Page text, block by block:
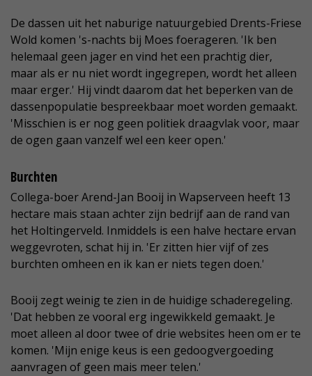
De dassen uit het naburige natuurgebied Drents-Friese
Wold komen 's-nachts bij Moes foerageren. 'Ik ben
helemaal geen jager en vind het een prachtig dier,
maar als er nu niet wordt ingegrepen, wordt het alleen
maar erger.' Hij vindt daarom dat het beperken van de
dassenpopulatie bespreekbaar moet worden gemaakt.
'Misschien is er nog geen politiek draagvlak voor, maar
de ogen gaan vanzelf wel een keer open.'
Burchten
Collega-boer Arend-Jan Booij in Wapserveen heeft 13
hectare mais staan achter zijn bedrijf aan de rand van
het Holtingerveld. Inmiddels is een halve hectare ervan
weggevroten, schat hij in. 'Er zitten hier vijf of zes
burchten omheen en ik kan er niets tegen doen.'
Booij zegt weinig te zien in de huidige schaderegeling.
'Dat hebben ze vooral erg ingewikkeld gemaakt. Je
moet alleen al door twee of drie websites heen om er te
komen. 'Mijn enige keus is een gedoogvergoeding
aanvragen of geen mais meer telen.'